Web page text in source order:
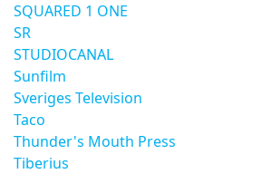
SQUARED 1 ONE
SR
STUDIOCANAL
Sunfilm
Sveriges Television
Taco
Thunder's Mouth Press
Tiberius